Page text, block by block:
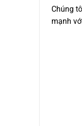
Chúng
mạnh